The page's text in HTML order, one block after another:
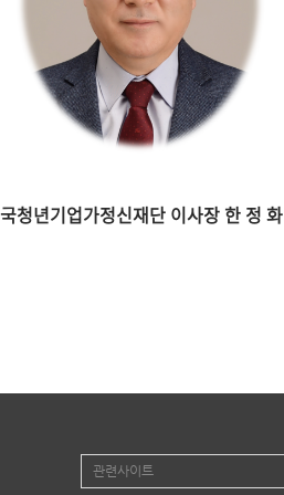
청년기업가정신재단 이사장 한 정 화